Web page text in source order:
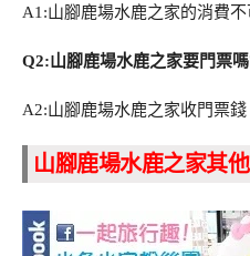
A1:山腳鹿場水鹿之家的消費不
Q2:山腳鹿場水鹿之家要門票
A2:山腳鹿場水鹿之家收門票錢
山腳鹿場水鹿之家其